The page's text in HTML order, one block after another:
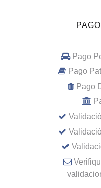
Pago
Pago
Pago